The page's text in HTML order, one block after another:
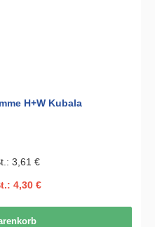
H+W Kubala
3,61 €
4,30 €